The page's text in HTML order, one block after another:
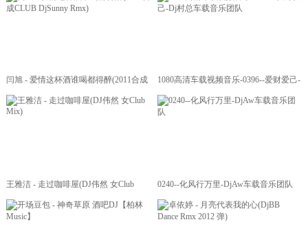
闫旭 - 爱情这杯酒谁喝都得醉(2011合成
CLUB DjSunny Rmx)
1080高清车载视频音乐-0396--爱财爱己-
Dj村总车载音乐团队
王雅洁 - 走过咖啡屋(DJ伟然 女Club
Mix)
0240--化风行万里-DjAw车载音乐团队